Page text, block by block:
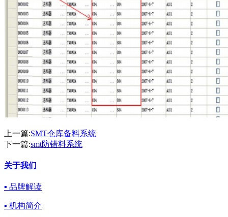
上一篇:SMT仓库备料系统
下一篇:smt防错料系统
关于我们
▪ 品牌解读
▪ 机构简介